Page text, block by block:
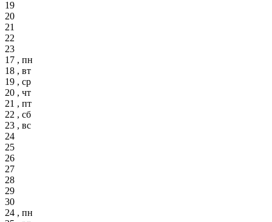
19
20
21
22
23
17 , пн
18 , вт
19 , ср
20 , чт
21 , пт
22 , сб
23 , вс
24
25
26
27
28
29
30
24 , пн